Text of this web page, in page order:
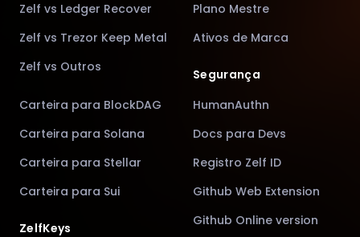
Zelf vs Ledger Recover
Zelf vs Trezor Keep Metal
Zelf vs Outros
Carteira para BlockDAG
Carteira para Solana
Carteira para Stellar
Carteira para Sui
ZelfKeys
Plano Mestre
Ativos de Marca
Segurança
HumanAuthn
Docs para Devs
Registro Zelf ID
Github Web Extension
Github Online version